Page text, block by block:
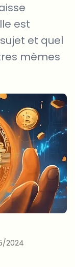
est
et quel
mèmes
2024